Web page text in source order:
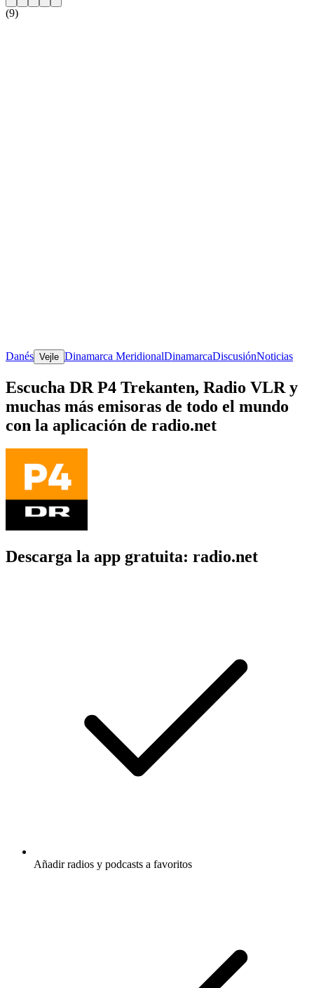
(9)
Danés Vejle Dinamarca MeridionalDinamarcaDiscusiónNoticias
Escucha DR P4 Trekanten, Radio VLR y
muchas más emisoras de todo el mundo
con la aplicación de radio.net
Descarga la app gratuita: radio.net
Añadir radios y podcasts a favoritos